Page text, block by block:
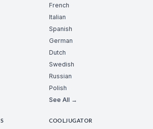
French
Italian
Spanish
German
Dutch
Swedish
Russian
Polish
See All →
COOLJUGATOR